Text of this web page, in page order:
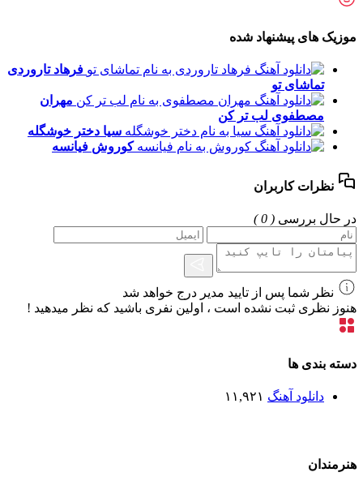
موزیک های پیشنهاد شده
فرهاد تاروردی
تماشای تو
مهران
مصطفوی لب تر کن
سیا دختر خوشگله
کوروش فیانسه
نظرات کاربران
در حال بررسی ( 0 )
نظر شما پس از تایید مدیر درج خواهد شد
هنوز نظری ثبت نشده است ، اولین نفری باشید که نظر میدهید !
دسته بندی ها
دانلود آهنگ ۱۱,۹۲۱
هنرمندان